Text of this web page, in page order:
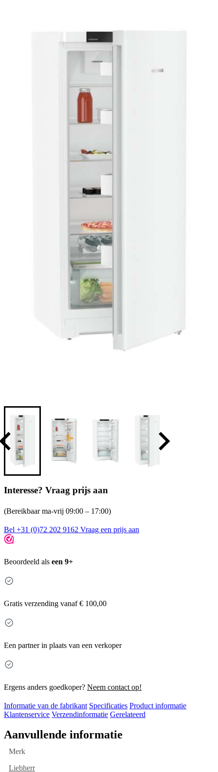
Interesse? Vraag prijs aan
(Bereikbaar ma-vrij 09:00 – 17:00)
Bel +31 (0)72 202 9162 Vraag een prijs aan
Beoordeeld als een 9+
Gratis verzending vanaf € 100,00
Een partner in plaats van een verkoper
Ergens anders goedkoper? Neem contact op!
Informatie van de fabrikant Specificaties Product informatie
Klantenservice Verzendinformatie Gerelateerd
Aanvullende informatie
Merk
Liebherr